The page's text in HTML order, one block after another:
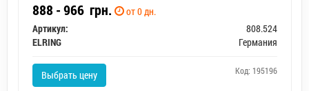
888 - 966 грн.
от 0 дн.
Артикул:
808.524
ELRING
Германия
Выбрать цену Код: 195196